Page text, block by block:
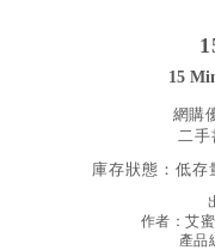
哲學／宗教比較
見證／傳記
文藝／勵志
童書
15
網購
二手
庫存狀態： 低存
作者：艾
產品